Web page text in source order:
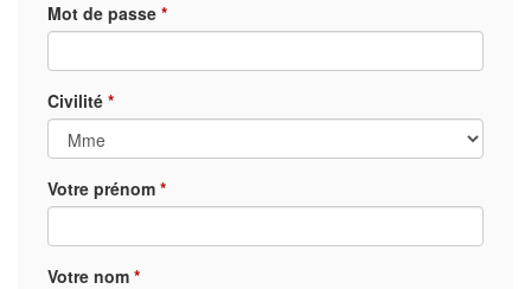
Mot de passe *
Civilité *
Votre prénom *
Votre nom *